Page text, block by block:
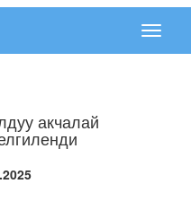
меню
акчалай